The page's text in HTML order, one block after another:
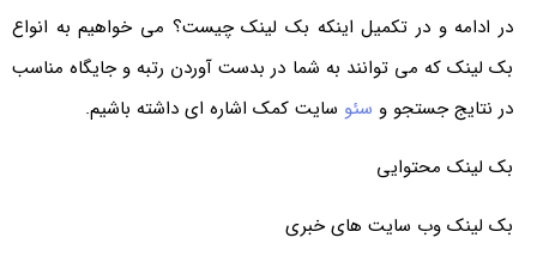
در ادامه و در تکمیل اینکه بک لینک چیست؟ می خواهیم به انواع
بک لینک که می توانند به شما در بدست آوردن رتبه و جایگاه مناسب
در نتایج جستجو و سئوسایت کمک اشاره ای داشته باشیم.
بک لینک محتوایی
بک لینک وب سایت های خبری